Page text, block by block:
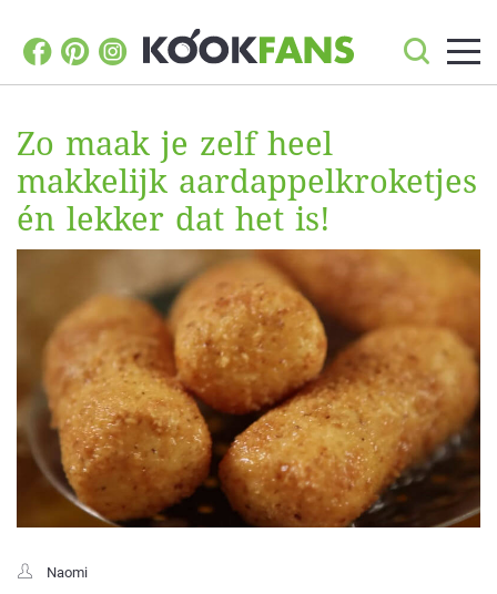
Zo maak je zelf heel
makkelijk aardappelkroketjes
én lekker dat het is!
Naomi